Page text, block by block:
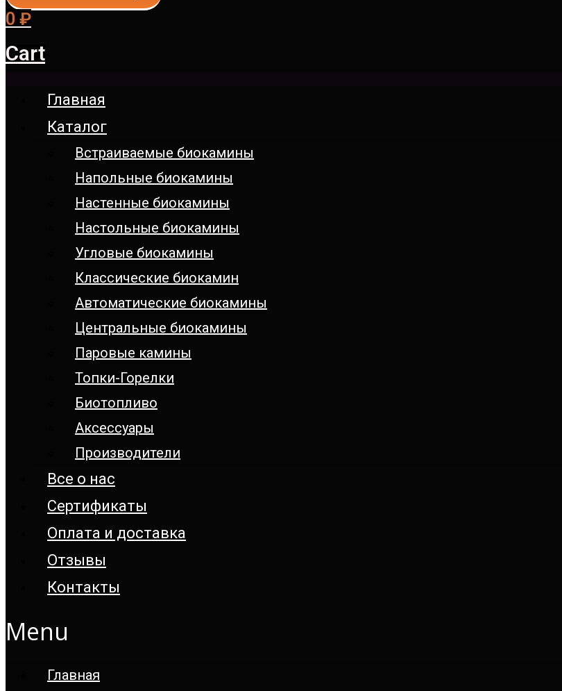
0 ₽
Cart
Главная
Каталог
Встраиваемые биокамины
Напольные биокамины
Настенные биокамины
Настoльные биокамины
Угловые биокамины
Классические биокамин
Автоматические биокамины
Центральные биокамины
Паровые камины
Топки-Горелки
Биотопливо
Аксессуары
Производители
Все о нас
Сертификаты
Оплата и доставка
Отзывы
Контакты
Menu
Главная